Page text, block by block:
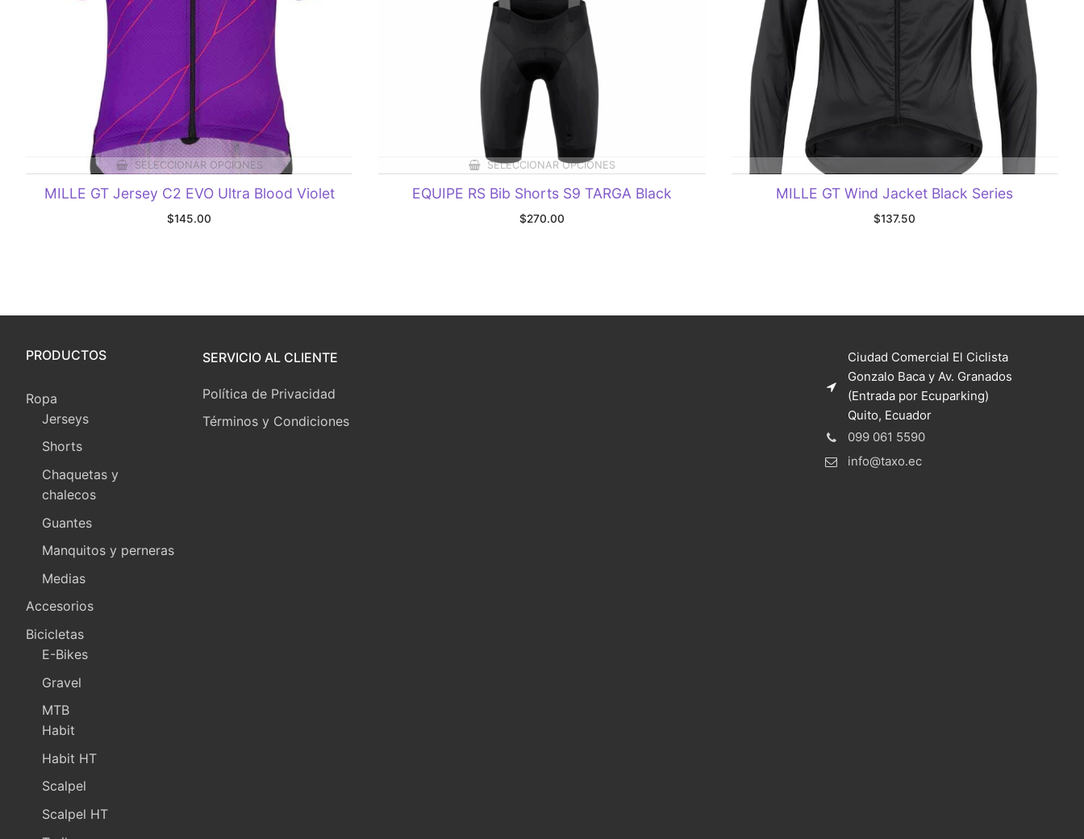
SELECCIONAR OPCIONES
MILLE GT Jersey C2 EVO Ultra Blood Violet
$145.00
SELECCIONAR OPCIONES
EQUIPE RS Bib Shorts S9 TARGA Black
$270.00
MILLE GT Wind Jacket Black Series
$137.50
PRODUCTOS
Ropa
Jerseys
Shorts
Chaquetas y
chalecos
Guantes
Manquitos y perneras
Medias
Accesorios
Bicicletas
E-Bikes
Gravel
MTB
Habit
Habit HT
Scalpel
Scalpel HT
SERVICIO AL CLIENTE
Política de Privacidad
Términos y Condiciones
Ciudad Comercial El Ciclista
Gonzalo Baca y Av. Granados
(Entrada por Ecuparking)
Quito, Ecuador
099 061 5590
info@taxo.ec